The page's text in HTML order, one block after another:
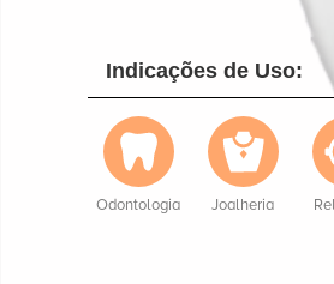
Indicações de Uso:
Odontologia Joalheria